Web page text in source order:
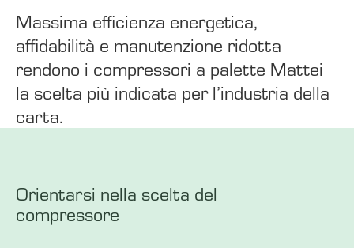
Massima efficienza energetica,
affidabilità e manutenzione ridotta
rendono i compressori a palette Mattei
la scelta più indicata per l’industria della
carta.
Orientarsi nella scelta del
compressore